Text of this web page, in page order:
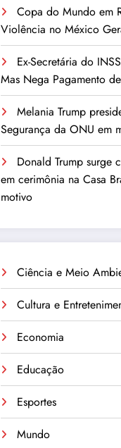
Copa do Mundo em
Violência no México
Ex-Secretária do
Mas Nega Pagamento
Melania Trump
Segurança da ONU em
Donald Trump surge
em cerimônia na Casa
motivo
Ciência e Meio
Cultura e
Economia
Educação
Esportes
Mundo